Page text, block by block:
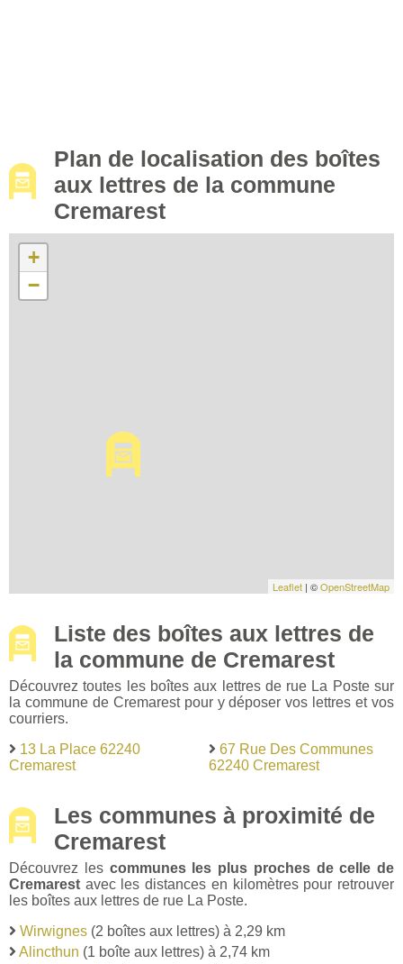
Plan de localisation des boîtes
aux lettres de la commune
Cremarest
+
−
Leaflet | ©OpenStreetMap
Liste des boîtes aux lettres de
la commune de Cremarest
Découvrez toutes les boîtes aux lettres de rue La Poste sur
la commune de Cremarest pour y déposer vos lettres et vos
courriers.
13 La Place 62240
Cremarest
67 Rue Des Communes
62240 Cremarest
Les communes à proximité de
Cremarest
Découvrez les communes les plus proches de celle de
Cremarest avec les distances en kilomètres pour retrouver
les boîtes aux lettres de rue La Poste.
Wirwignes (2 boîtes aux lettres) à 2,29 km
Alincthun (1 boîte aux lettres) à 2,74 km